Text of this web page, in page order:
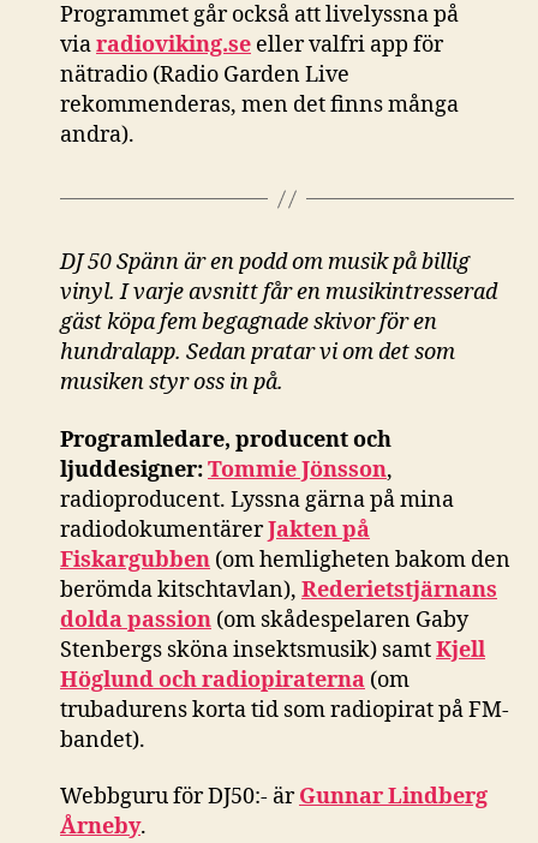
Programmet går också att livelyssna på
viaradioviking.se eller valfri app för
nätradio (Radio Garden Live
rekommenderas, men det finns många
andra).
DJ 50 Spänn är en podd om musik på billig
vinyl. I varje avsnitt får en musikintresserad
gäst köpa fem begagnade skivor för en
hundralapp. Sedan pratar vi om det som
musiken styr oss in på.
Programledare, producent och
ljuddesigner:Tommie Jönsson,
radioproducent. Lyssna gärna på mina
radiodokumentärerJakten på
Fiskargubben (om hemligheten bakom den
berömda kitschtavlan), Rederietstjärnans
dolda passion (om skådespelaren Gaby
Stenbergs sköna insektsmusik) samtKjell
Höglund och radiopiraterna (om
trubadurens korta tid som radiopirat på FM-
bandet).
Webbguru för DJ50:- ärGunnar Lindberg
Årneby.